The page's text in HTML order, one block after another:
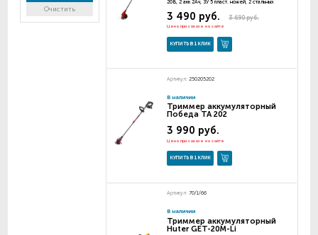
Очистить
20В, 2 акк 2Ач, ЗУ 5 пласт. ножей, 2 стальных
3 690 руб.
3 490 руб.
Цена при заказе на сайте
КУПИТЬ В 1 КЛИК
Артикул: 250205202
В наличии
Триммер аккумуляторный
Победа TA 202
3 990 руб.
Цена при заказе на сайте
КУПИТЬ В 1 КЛИК
Артикул: 70/1/66
В наличии
Триммер аккумуляторный
Huter GET-20M-Li